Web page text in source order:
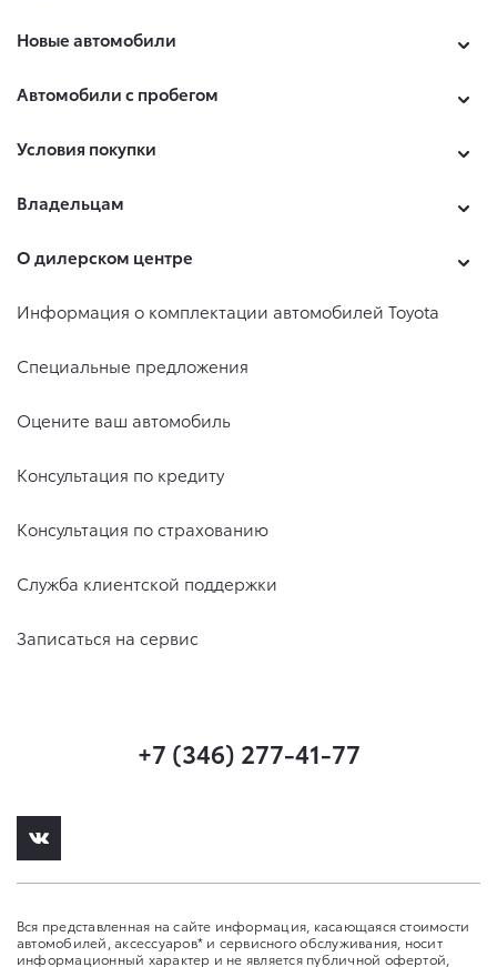
Новые автомобили
Автомобили с пробегом
Условия покупки
Владельцам
О дилерском центре
Информация о комплектации автомобилей Toyota
Специальные предложения
Оцените ваш автомобиль
Консультация по кредиту
Консультация по страхованию
Служба клиентской поддержки
Записаться на сервис
+7 (346) 277-41-77
Вся представленная на сайте информация, касающаяся стоимости
автомобилей, аксессуаров* и сервисного обслуживания, носит
информационный характер и не является публичной офертой,